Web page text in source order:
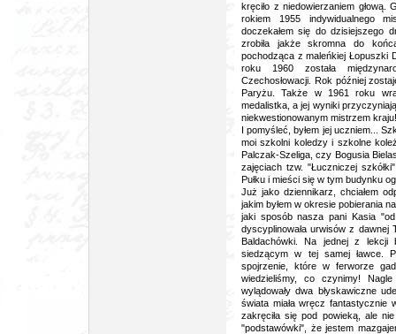
kręciło z niedowierzaniem
rokiem 1955 indywidualnego
doczekałem się do dzisiejszego
zrobiła jakże skromna do
pochodząca z maleńkiej Łopuszki
roku 1960 została
Czechosłowacji. Rok później
Paryżu. Także w 1961 roku
medalistka, a jej wyniki
niekwestionowanym mistrzem kraju!
I pomyśleć, byłem jej uczniem...
moi szkolni koledzy i szkolne
Palczak-Szeliga, czy Bogusia
zajęciach tzw. "Łuczniczej
Pułku i mieści się w tym budynku
Już jako dziennikarz, chciałem
jakim byłem w okresie pobierania
jaki sposób nasza pani Kasia
dyscyplinowała urwisów z
Baldachówki. Na jednej z lekcji
siedzącym w tej samej ławce.
spojrzenie, które w ferworze
wiedzieliśmy, co czynimy!
wylądowały dwa błyskawiczne
świata miała wręcz fantastycznie
zakręciła się pod powieką, ale
"podstawówki", że jestem